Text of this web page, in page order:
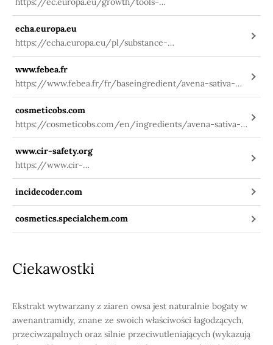
databases/cosing/index.cfm?
fuseaction=search.details_v2&id=74463
echa.europa.eu
https://echa.europa.eu/pl/substance-
information/-/substanceinfo/100.074.224
www.febea.fr
https://www.febea.fr/fr/baseingredient/avena-sativa-
kernel-extract
cosmeticobs.com
https://cosmeticobs.com/en/ingredients/avena-sativa-
kernel-extract-1080
www.cir-safety.org
https://www.cir-
safety.org/sites/default/files/avena_sativa.pdf
incidecoder.com
cosmetics.specialchem.com
Ciekawostki
Ekstrakt wytwarzany z ziaren owsa jest naturalnie bogaty w
awenantramidy, znane ze swoich właściwości łagodzących,
przeciwzapalnych oraz silnie przeciwutleniających (wykazują